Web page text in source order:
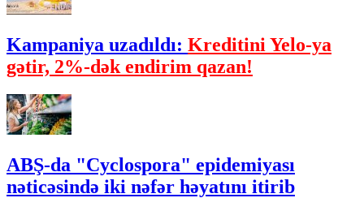
Kampaniya uzadıldı: Kreditini Yelo-ya
gətir, 2%-dək endirim qazan!
ABŞ-da "Cyclospora" epidemiyası
nəticəsində iki nəfər həyatını itirib